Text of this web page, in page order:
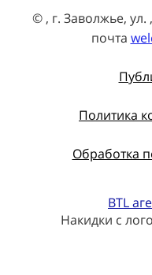
© , г. Заволжье, ул.
почта
Политика
Обработка
BTL
Накидки с